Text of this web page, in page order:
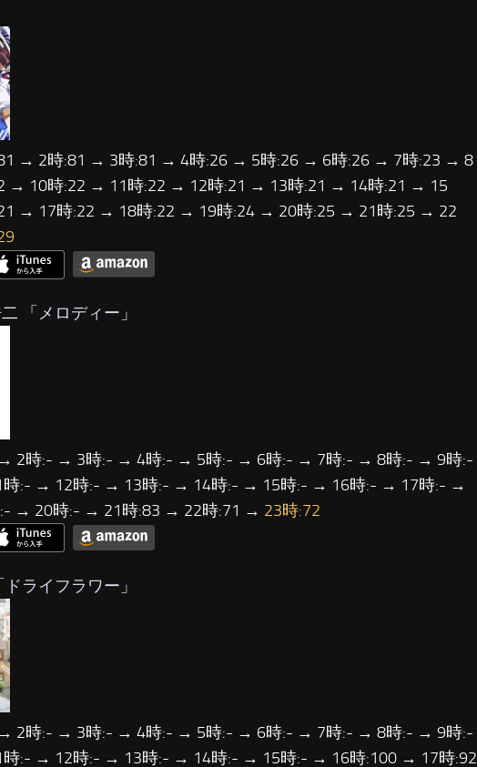
→ 2時:81 → 3時:81 → 4時:26 → 5時:26 → 6時:26 → 7時:23 → 8
→ 10時:22 → 11時:22 → 12時:21 → 13時:21 → 14時:21 → 15
→ 17時:22 → 18時:22 → 19時:24 → 20時:25 → 21時:25 → 22
「メロディー 」
2時:- → 3時:- → 4時:- → 5時:- → 6時:- → 7時:- → 8時:- → 9時:-
:- → 12時:- → 13時:- → 14時:- → 15時:- → 16時:- → 17時:- →
→ 20時:- → 21時:83 → 22時:71 → 23時:72
ドライフラワー 」
2時:- → 3時:- → 4時:- → 5時:- → 6時:- → 7時:- → 8時:- → 9時:-
:- → 12時:- → 13時:- → 14時:- → 15時:- → 16時:100 → 17時:92